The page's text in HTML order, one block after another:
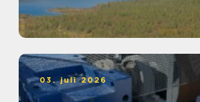
03. juli 2026